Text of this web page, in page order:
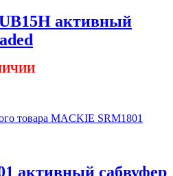
активный
активный сабвуфер